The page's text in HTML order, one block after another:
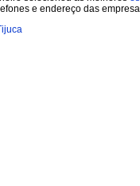
e endereço das